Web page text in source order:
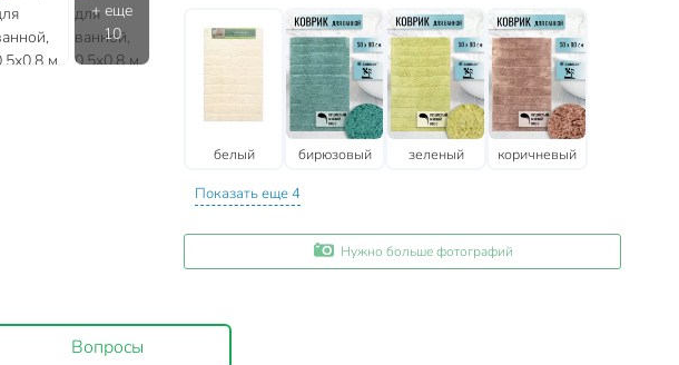
белый бирюзовый зеленый коричневый
Показать еще 4
Нужно больше фотографий
Вопросы